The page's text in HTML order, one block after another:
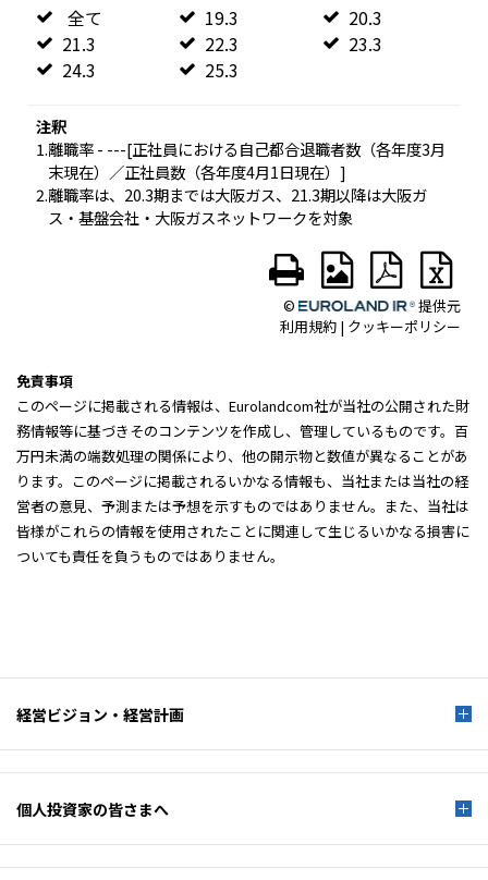
免責事項
このページに掲載される情報は、Eurolandcom社が当社の公開された財
務情報等に基づきそのコンテンツを作成し、管理しているものです。百
万円未満の端数処理の関係により、他の開示物と数値が異なることがあ
ります。このページに掲載されるいかなる情報も、当社または当社の経
営者の意見、予測または予想を示すものではありません。また、当社は
皆様がこれらの情報を使用されたことに関連して生じるいかなる損害に
ついても責任を負うものではありません。
経営ビジョン・経営計画
個人投資家の皆さまへ